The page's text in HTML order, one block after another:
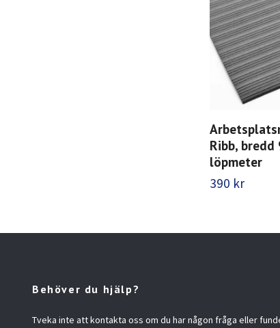
Ribb, bredd
löpmeter
390 kr
Behöver du hjälp?
Tveka inte att kontakta oss om du har någon fråga eller